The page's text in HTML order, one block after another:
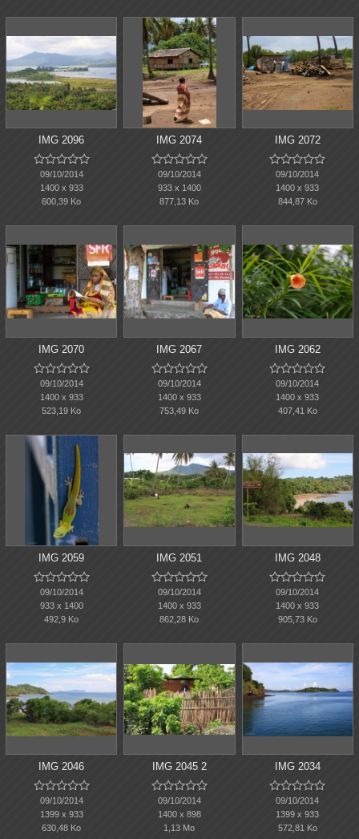
IMG 2096

09/10/2014
1400 x 933
600,39 Ko
IMG 2074

09/10/2014
933 x 1400
877,13 Ko
IMG 2072

09/10/2014
1400 x 933
844,87 Ko
IMG 2070

09/10/2014
1400 x 933
523,19 Ko
IMG 2067

09/10/2014
1400 x 933
753,49 Ko
IMG 2062

09/10/2014
1400 x 933
407,41 Ko
IMG 2059

09/10/2014
933 x 1400
492,9 Ko
IMG 2051

09/10/2014
1400 x 933
862,28 Ko
IMG 2048

09/10/2014
1400 x 933
905,73 Ko
IMG 2046

09/10/2014
1399 x 933
630,48 Ko
IMG 2045 2

09/10/2014
1400 x 898
1,13 Mo
IMG 2034

09/10/2014
1399 x 933
572,81 Ko